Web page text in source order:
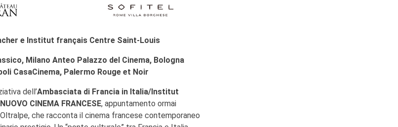
e Institut français Centre Saint-Louis
Milano Anteo Palazzo del Cinema, Bologna
CasaCinema, Palermo Rouge et Noir
dell’Ambasciata di Francia in Italia/Institut
NUOVO CINEMA FRANCESE, appuntamento ormai
che racconta il cinema francese contemporaneo